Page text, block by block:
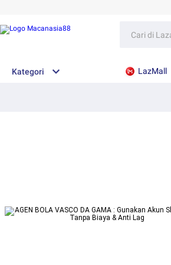
Kategori LazMall